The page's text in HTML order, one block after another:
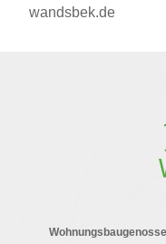
wandsbek.de